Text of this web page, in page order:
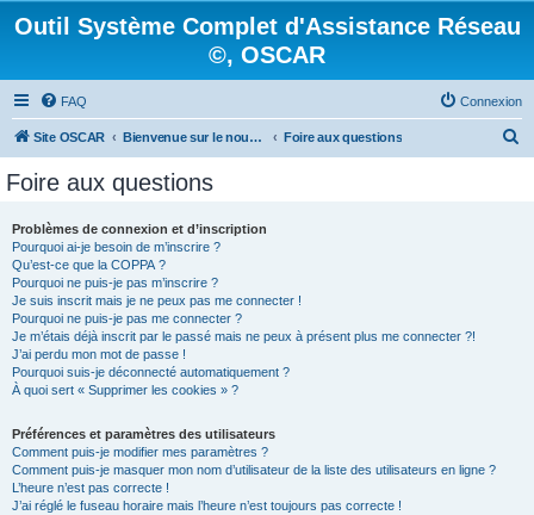
Outil Système Complet d'Assistance Réseau
©, OSCAR
FAQ Connexion
Site OSCAR Bienvenue sur le nouveau forum OSCAR Foire aux questions
Foire aux questions
Problèmes de connexion et d’inscription
Pourquoi ai-je besoin de m’inscrire ?
Qu’est-ce que la COPPA ?
Pourquoi ne puis-je pas m’inscrire ?
Je suis inscrit mais je ne peux pas me connecter !
Pourquoi ne puis-je pas me connecter ?
Je m’étais déjà inscrit par le passé mais ne peux à présent plus me connecter ?!
J’ai perdu mon mot de passe !
Pourquoi suis-je déconnecté automatiquement ?
À quoi sert « Supprimer les cookies » ?
Préférences et paramètres des utilisateurs
Comment puis-je modifier mes paramètres ?
Comment puis-je masquer mon nom d’utilisateur de la liste des utilisateurs en ligne ?
L’heure n’est pas correcte !
J’ai réglé le fuseau horaire mais l’heure n’est toujours pas correcte !